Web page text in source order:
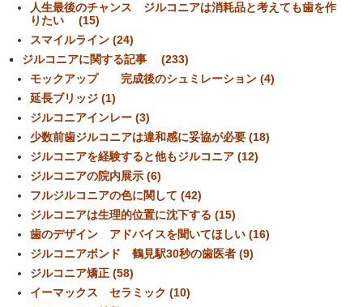
人生最後のチャンス ジルコニアは消耗品と考えても歯を作
りたい (15)
スマイルライン (24)
ジルコニアに関する記事 (233)
モックアップ 完成後のシュミレーション (4)
延長ブリッジ (1)
ジルコニアインレー (3)
少数前歯ジルコニアは違和感に妥協が必要 (18)
ジルコニアを経験すると他もジルコニア (12)
ジルコニアの院内展示 (6)
フルジルコニアの色に関して (42)
ジルコニアは生理的位置に沈下する (15)
歯のデザイン アドバイスを聞いてほしい (16)
ジルコニアボンド 鶴見駅30秒の歯医者 (9)
ジルコニア矯正 (58)
イーマックス セラミック (10)